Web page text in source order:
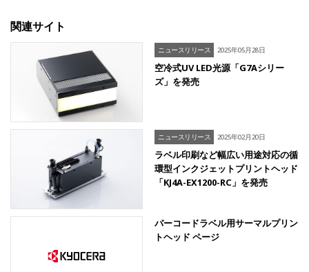
関連サイト
ニュースリリース 2025年05月28日
空冷式UV LED光源「G7Aシリー
ズ」を発売
ニュースリリース 2025年02月20日
ラベル印刷など幅広い用途対応の循
環型インクジェットプリントヘッド
「KJ4A-EX1200-RC」を発売
バーコードラベル用サーマルプリン
トヘッド ページ